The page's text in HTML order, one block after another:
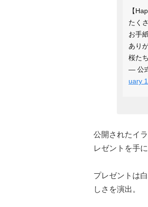
【
たく
お手
あり
桜た
— 公
uary
公開されたイ
レゼントを手
プレゼントは
しさを演出。